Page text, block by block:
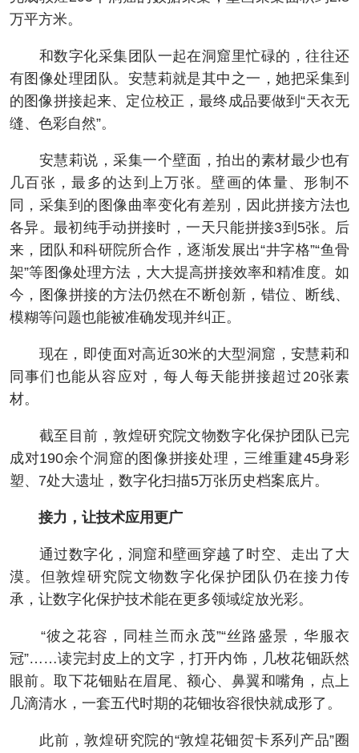
万平方米。
和数字化采集团队一起在洞窟里忙碌的，往往还
有图像处理团队。安慧莉就是其中之一，她把采集到
的图像拼接起来、定位校正，最终成品要做到“天衣无
缝、色彩自然”。
安慧莉说，采集一个壁面，拍出的素材最少也有
几百张，最多的达到上万张。壁画的体量、形制不
同，采集到的图像曲率变化有差别，因此拼接方法也
各异。最初纯手动拼接时，一天只能拼接3到5张。后
来，团队和科研院所合作，逐渐发展出“井字格”“鱼骨
架”等图像处理方法，大大提高拼接效率和精准度。如
今，图像拼接的方法仍然在不断创新，错位、断线、
模糊等问题也能被准确发现并纠正。
现在，即使面对高近30米的大型洞窟，安慧莉和
同事们也能从容应对，每人每天能拼接超过20张素
材。
截至目前，敦煌研究院文物数字化保护团队已完
成对190余个洞窟的图像拼接处理，三维重建45身彩
塑、7处大遗址，数字化扫描5万张历史档案底片。
接力，让技术应用更广
通过数字化，洞窟和壁画穿越了时空、走出了大
漠。但敦煌研究院文物数字化保护团队仍在接力传
承，让数字化保护技术能在更多领域绽放光彩。
“彼之花容，同桂兰而永茂”“丝路盛景，华服衣
冠”……读完封皮上的文字，打开内饰，几枚花钿跃然
眼前。取下花钿贴在眉尾、额心、鼻翼和嘴角，点上
几滴清水，一套五代时期的花钿妆容很快就成形了。
此前，敦煌研究院的“敦煌花钿贺卡系列产品”圈